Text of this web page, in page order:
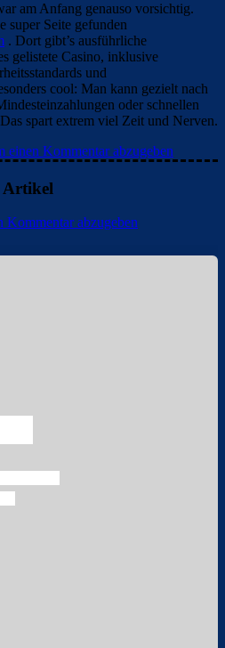
am Anfang genauso vorsichtig.
super Seite gefunden
. Dort gibt’s ausführliche
gelistete Casino, inklusive
und
cool: Man kann gezielt nach
oder schnellen
spart extrem viel Zeit und Nerven.
einen Kommentar abzugeben
Artikel
Kommentar abzugeben